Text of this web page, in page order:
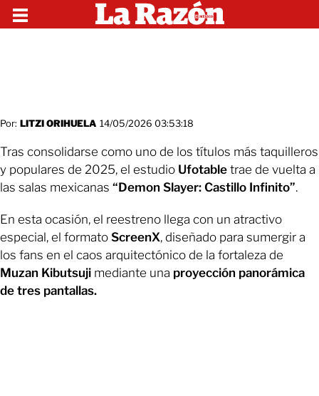
Por: LITZI ORIHUELA 14/05/2026 03:53:18
Tras consolidarse como uno de los títulos más taquilleros
y populares de 2025, el estudio Ufotable trae de vuelta a
las salas mexicanas “Demon Slayer: Castillo Infinito”.
En esta ocasión, el reestreno llega con un atractivo
especial, el formato ScreenX, diseñado para sumergir a
los fans en el caos arquitectónico de la fortaleza de
Muzan Kibutsuji mediante una proyección panorámica
de tres pantallas.